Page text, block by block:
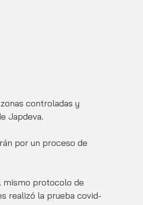
controladas y
Japdeva.
por un proceso de
mismo protocolo de
realizó la prueba covid-